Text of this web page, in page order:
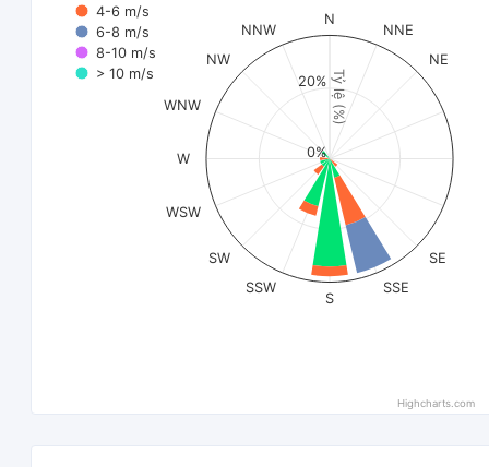
Tỷ lệ (%)
4-6 m/s
6-8 m/s
8-10 m/s
> 10 m/s
N
NNE
NE
SE
SSE
S
SSW
SW
WSW
W
WNW
NW
NNW
0%
20%
Highcharts.com